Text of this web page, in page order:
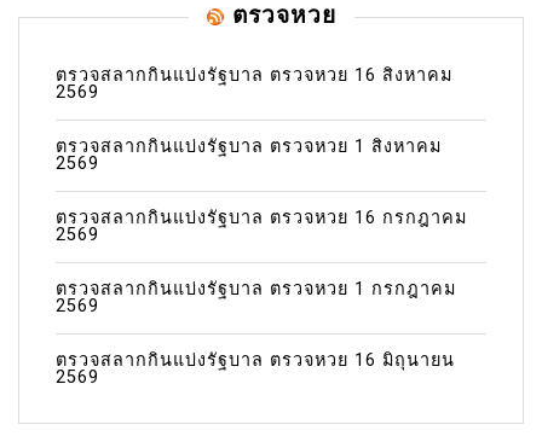
ตรวจหวย
ตรวจสลากกินแบ่งรัฐบาล ตรวจหวย 16 สิงหาคม
2569
ตรวจสลากกินแบ่งรัฐบาล ตรวจหวย 1 สิงหาคม
2569
ตรวจสลากกินแบ่งรัฐบาล ตรวจหวย 16 กรกฎาคม
2569
ตรวจสลากกินแบ่งรัฐบาล ตรวจหวย 1 กรกฎาคม
2569
ตรวจสลากกินแบ่งรัฐบาล ตรวจหวย 16 มิถุนายน
2569